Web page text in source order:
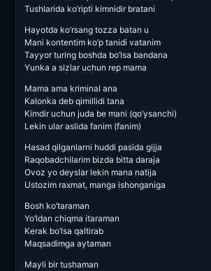
Tushlarida ko’ripti kimnidir bratani
Hayotda ko’rsang tozza batan u
Mani kontentim ko’p tanidi vatanim
Tayyor turing boshda bo’lsa bandana
Yunka a sizlar uchun rep mama
Mama ama kriminal ana
Kalonka deb qimillidi tana
Kimdir uchun juda be mani (qo’ysanchi)
Lekin ular aslida fanim (fanim)
Hasad qilganlarni huddi pasida gijja
Raqobadchilarim bizda bitta daraja
Ovoz yo deyslar lekin mana natija
Ustozim raxmat, manga ishonganiga
Bosh ko’taraman
Yo’ldan chiqma itaraman
Kerak bo’lsa qaltirab
Maqsadimga aytaman
Mayli bir tushaman